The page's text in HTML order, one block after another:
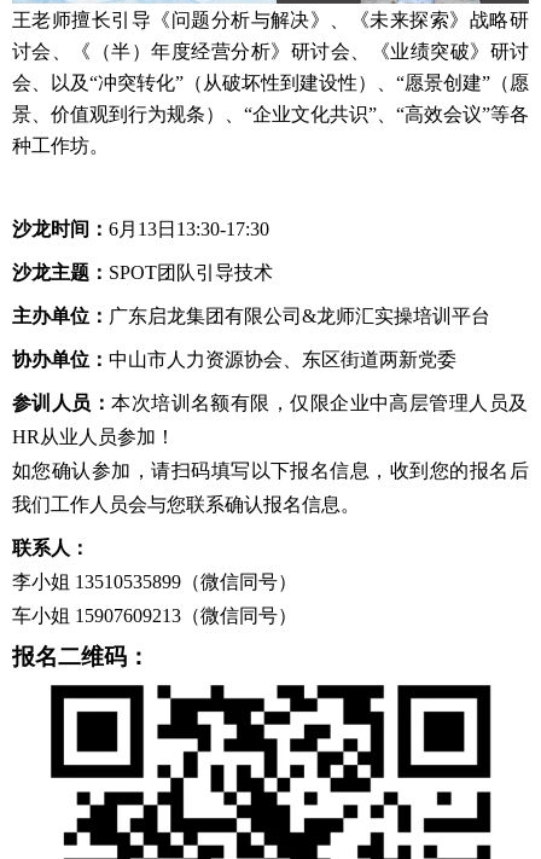
王老师擅长引导《问题分析与解决》、《未来探索》战略研
讨会、《（半）年度经营分析》研讨会、《业绩突破》研讨
会、以及“冲突转化”（从破坏性到建设性）、“愿景创建”（愿
景、价值观到行为规条）、“企业文化共识”、“高效会议”等各
种工作坊。
沙龙时间： 6月13日13:30-17:30
沙龙主题： SPOT团队引导技术
主办单位： 广东启龙集团有限公司&龙师汇实操培训平台
协办单位： 中山市人力资源协会、东区街道两新党委
参训人员：本次培训名额有限，仅限企业中高层管理人员及
HR从业人员参加！
如您确认参加，请扫码填写以下报名信息，收到您的报名后
我们工作人员会与您联系确认报名信息。
联系人：
李小姐 13510535899（微信同号）
车小姐 15907609213（微信同号）
报名二维码：